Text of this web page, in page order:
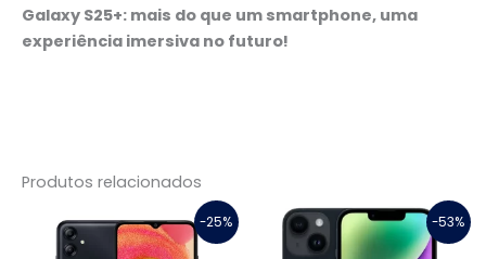
Galaxy S25+: mais do que um smartphone, uma
experiência imersiva no futuro!
Produtos relacionados
-25%
preço
original
O
preço
atual
-53%
O
preço
original
O
preço
atual